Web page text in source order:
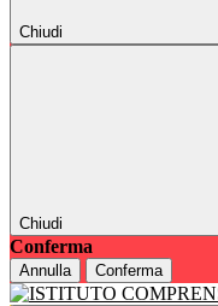
Chiudi
Chiudi
Conferma
Annulla Conferma